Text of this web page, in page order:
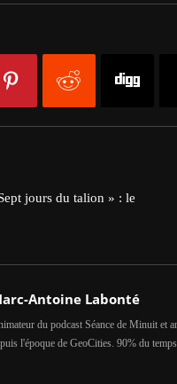
jours du talion » : le
Antoine Labonté
du podcast Séance de Minuit et
l'époque de GeoCities. 90% du